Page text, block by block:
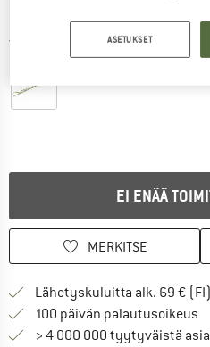
Yksityiskohtaiset tiedot
EI ENÄÄ
MERKITSE
Lähetyskuluitta alk. 69 € (FI)
100 päivän palautusoikeus
> 4 000 000 tyytyväistä
ASETUKSET